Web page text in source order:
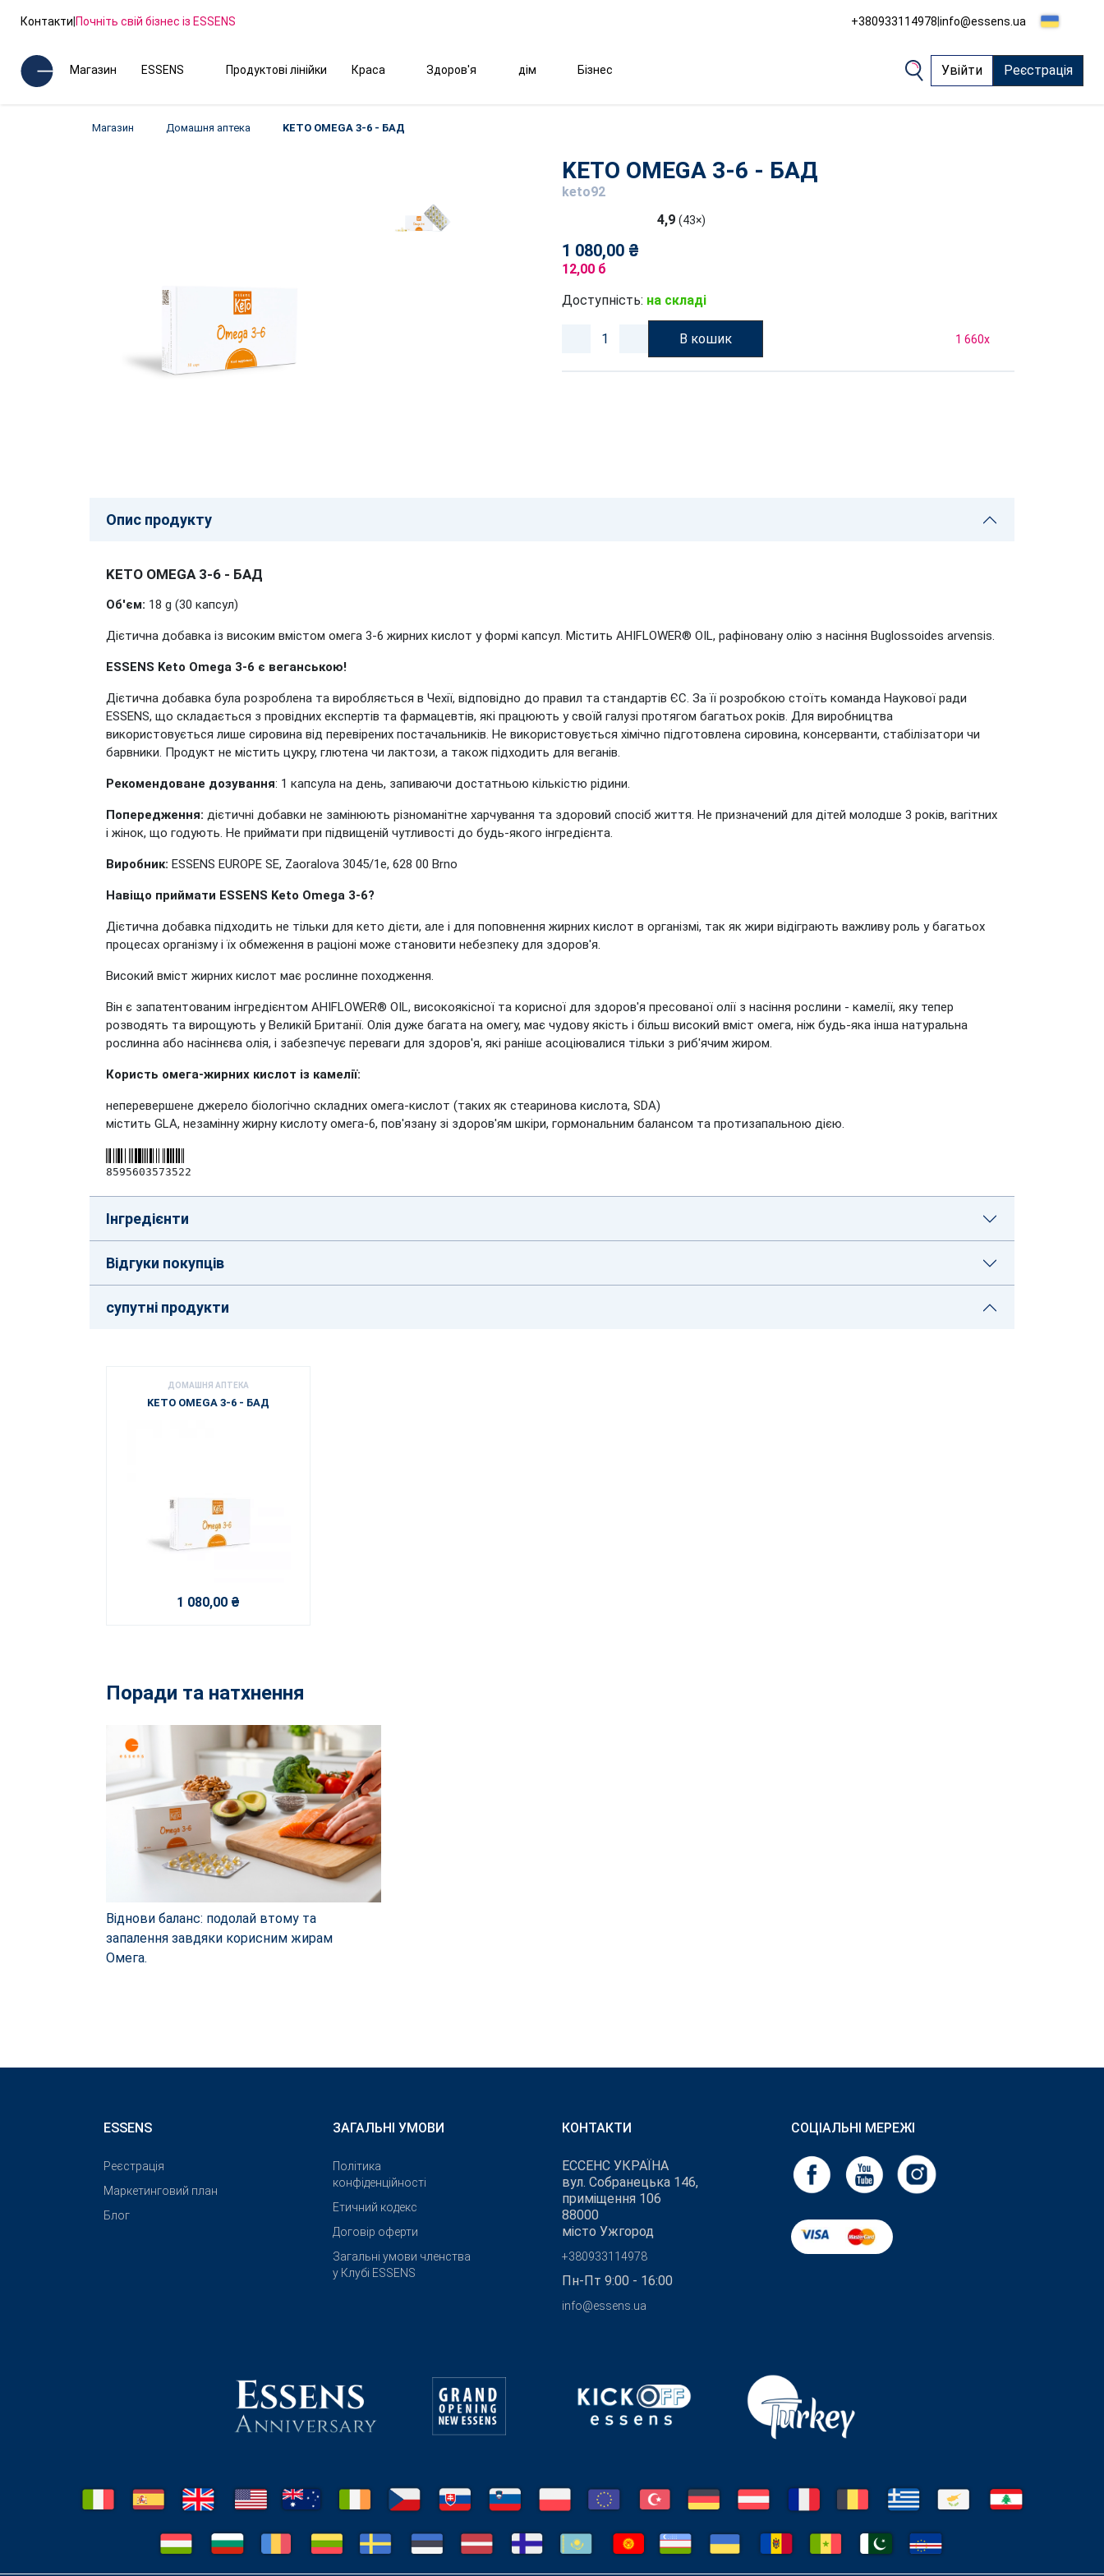
Контакти|Почніть свій бізнес із ESSENS +380933114978|info@essens.ua
Магазин ESSENS Продуктові лінійки Краса Здоров'я дім Бізнес Увійти Реєстрація
Магазин Домашня аптека KETO OMEGA 3-6 - БАД
KETO OMEGA 3-6 - БАД
keto92
4,9 (43×)
1 080,00 ₴
12,00 б
Доступність: на складі
В кошик 1 660x
Опис продукту
KETO OMEGA 3-6 - БАД
Об'єм: 18 g (30 капсул)
Дієтична добавка із високим вмістом омега 3-6 жирних кислот у формі капсул. Містить AHIFLOWER® OIL, рафіновану олію з насіння Buglossoides arvensis.
ESSENS Keto Omega 3-6 є веганською!
Дієтична добавка була розроблена та виробляється в Чехії, відповідно до правил та стандартів ЄС. За її розробкою стоїть команда Наукової ради
ESSENS, що складається з провідних експертів та фармацевтів, які працюють у своїй галузі протягом багатьох років. Для виробництва
використовується лише сировинa від перевірених постачальників. Не використовується хімічно підготовлена ​​сировина, консерванти, стабілізатори чи
барвники. Продукт не містить цукру, глютена чи лактози, а також підходить для веганів.
Рекомендоване дозування: 1 капсула на день, запиваючи достатньою кількістю рідини.
Попередження: дієтичні добавки не замінюють різноманітне харчування та здоровий спосіб життя. Не призначений для дітей молодше 3 років, вагітних
і жінок, що годують. Не приймати при підвищеній чутливості до будь-якого інгредієнта.
Виробник: ESSENS EUROPE SE, Zaoralova 3045/1e, 628 00 Brno
Навіщо приймати ESSENS Keto Omega 3-6?
Дієтична добавка підходить не тільки для кето дієти, але і для поповнення жирних кислот в організмі, так як жири відіграють важливу роль у багатьох
процесах організму і їх обмеження в раціоні може становити небезпеку для здоров'я.
Високий вміст жирних кислот має рослинне походження.
Він є запатентованим інгредієнтом AHIFLOWER® OIL, високоякісної та корисної для здоров'я пресованої олії з насіння рослини - камелії, яку тепер
розводять та вирощують у Великій Британії. Олія дуже багата на омегу, має чудову якість і більш високий вміст омега, ніж будь-яка інша натуральна
рослинна або насіннєва олія, і забезпечує переваги для здоров'я, які раніше асоціювалися тільки з риб'ячим жиром.
Користь омега-жирних кислот із камелії:
неперевершене джерело біологічно складних омега-кислот (таких як стеаринова кислота, SDA)
містить GLA, незамінну жирну кислоту омега-6, пов'язану зі здоров'ям шкіри, гормональним балансом та протизапальною дією.
8595603573522
Інгредієнти
Відгуки покупців
супутні продукти
ДОМАШНЯ АПТЕКА
KETO OMEGA 3-6 - БАД
1 080,00 ₴
Поради та натхнення
Віднови баланс: подолай втому та
запалення завдяки корисним жирам
Омега.
ESSENS
Реєстрація
Маркетинговий план
Блог
ЗАГАЛЬНІ УМОВИ
Політика
конфіденційності
Етичний кодекс
Договір оферти
Загальні умови членства
у Клубі ESSENS
КОНТАКТИ
ЕССЕНС УКРАЇНА
вул. Собранецька 146,
приміщення 106
88000
місто Ужгород
+380933114978
Пн-Пт 9:00 - 16:00
info@essens.ua
СОЦІАЛЬНІ МЕРЕЖІ